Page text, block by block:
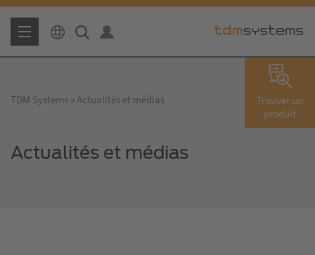
Trouver un
produit
TDM Systems Actualités et médias
Actualités et médias